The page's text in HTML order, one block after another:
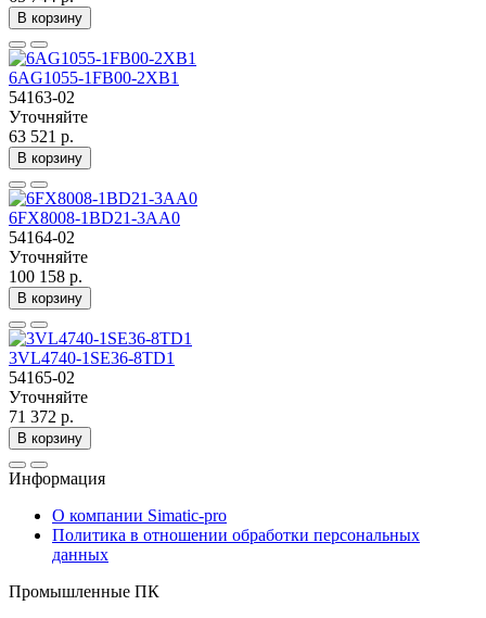
В корзину
6AG1055-1FB00-2XB1
54163-02
Уточняйте
63 521 р.
В корзину
6FX8008-1BD21-3AA0
54164-02
Уточняйте
100 158 р.
В корзину
3VL4740-1SE36-8TD1
54165-02
Уточняйте
71 372 р.
В корзину
Информация
О компании Simatic-pro
Политика в отношении обработки персональных
данных
Промышленные ПК